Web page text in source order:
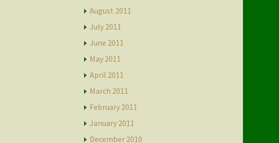
August 2011
July 2011
June 2011
May 2011
April 2011
March 2011
February 2011
January 2011
December 2010